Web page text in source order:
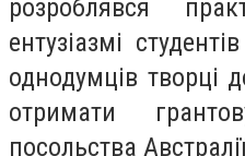
розроблявся
ентузіазмі
однодумців творці
отримати
посольства